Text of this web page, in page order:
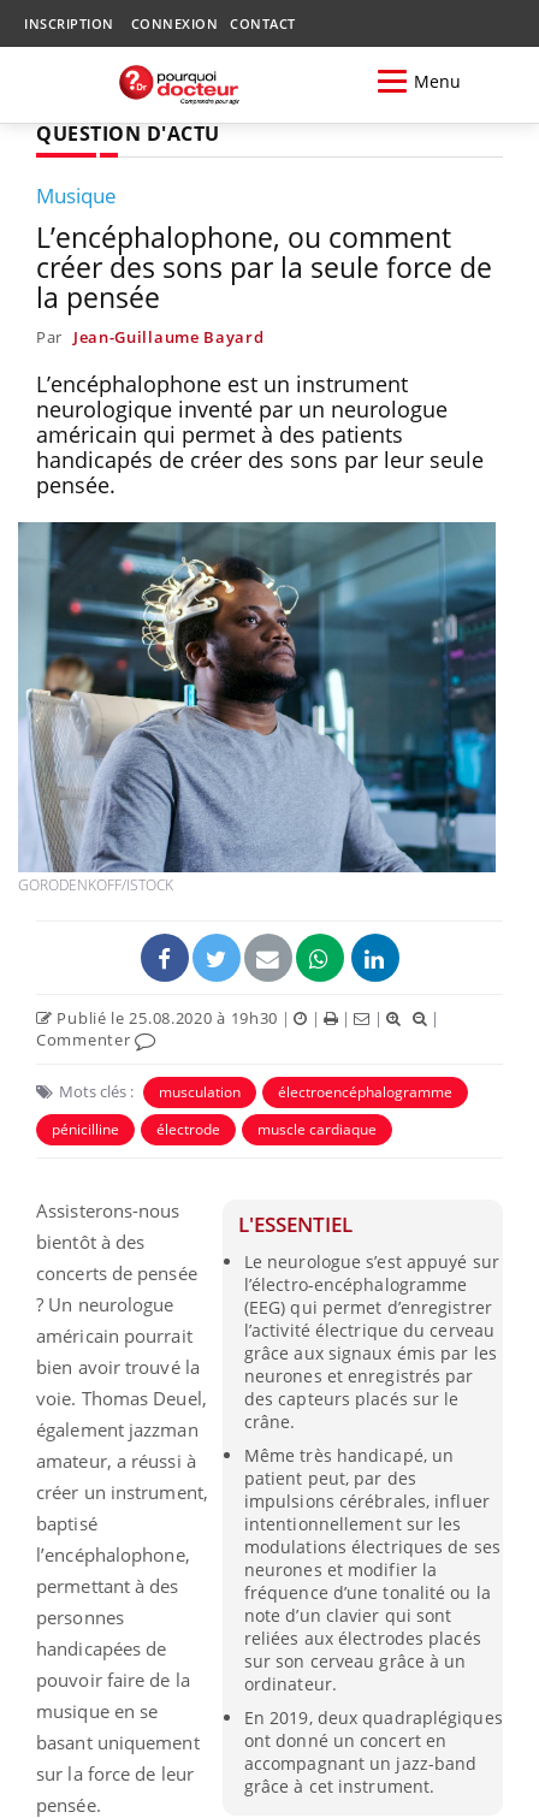
INSCRIPTION CONNEXION CONTACT
Menu
QUESTION D'ACTU
Musique
L’encéphalophone, ou comment
créer des sons par la seule force de
la pensée
Par Jean-Guillaume Bayard
L’encéphalophone est un instrument
neurologique inventé par un neurologue
américain qui permet à des patients
handicapés de créer des sons par leur seule
pensée.
GORODENKOFF/ISTOCK
Publié le 25.08.2020 à 19h30 | | | |
|
Commenter
Mots clés : musculation
électroencéphalogramme
pénicilline
électrode muscle cardiaque
L'ESSENTIEL
Le neurologue s’est appuyé sur
l’électro-encéphalogramme
(EEG) qui permet d’enregistrer
l’activité électrique du cerveau
grâce aux signaux émis par les
neurones et enregistrés par
des capteurs placés sur le
crâne.
Même très handicapé, un
patient peut, par des
impulsions cérébrales, influer
intentionnellement sur les
modulations électriques de ses
neurones et modifier la
fréquence d’une tonalité ou la
note d’un clavier qui sont
reliées aux électrodes placés
sur son cerveau grâce à un
ordinateur.
En 2019, deux quadraplégiques
ont donné un concert en
accompagnant un jazz-band
grâce à cet instrument.
Assisterons-nous
bientôt à des
concerts de pensée
? Un neurologue
américain pourrait
bien avoir trouvé la
voie. Thomas Deuel,
également jazzman
amateur, a réussi à
créer un instrument,
baptisé
l’encéphalophone,
permettant à des
personnes
handicapées de
pouvoir faire de la
musique en se
basant uniquement
sur la force de leur
pensée.